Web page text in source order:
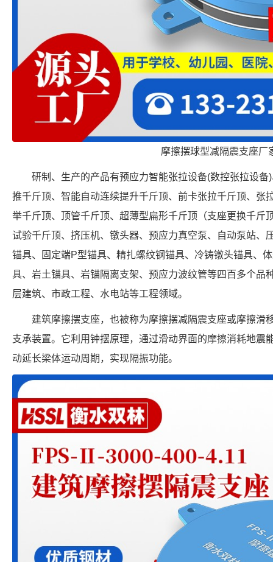
摩擦摆球型减隔震支座厂
研制、生产的产品有预应力智能张拉设备(数控张拉设
推千斤顶、智能自动连续提升千斤顶、前卡张拉千斤顶、张
举千斤顶、顶管千斤顶、超薄型扁形千斤顶（支座更换千斤
试验千斤顶、挤压机、镦头器、预应力真空泵、自动泵站、
锚具、固定端P型锚具、精扎螺纹钢锚具、冷铸镦头锚具、
具、岩土锚具、岩锚隔离支架、预应力波纹管等四百多个品
层建筑、市政工程、水电站等工程领域。
建筑摩擦摆支座，也被称为摩擦摆减隔震支座或摩擦滑
支承装置。它利用钟摆原理，通过滑动界面的摩擦消耗地震
动延长梁体运动周期，实现隔振功能。